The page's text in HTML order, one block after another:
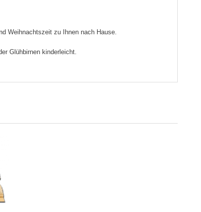
Weihnachtszeit zu Ihnen nach Hause.
Glühbirnen kinderleicht.